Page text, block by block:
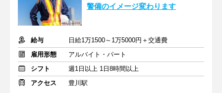
警備のイメージ変わります
給与
日給1万1500～1万5000円＋交通費
雇用形態
アルバイト・パート
シフト
週1日以上 1日8時間以上
アクセス
豊川駅